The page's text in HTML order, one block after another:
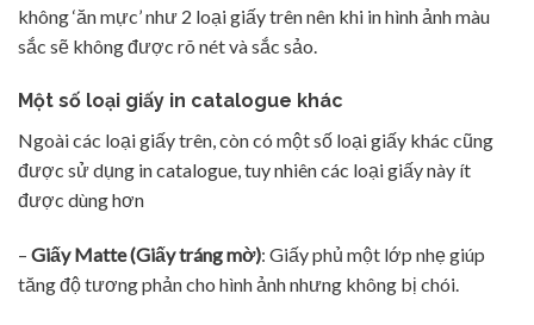
không ‘ăn mực’ như 2 loại giấy trên nên khi in hình ảnh màu
sắc sẽ không được rõ nét và sắc sảo.
Một số loại giấy in catalogue khác
Ngoài các loại giấy trên, còn có một số loại giấy khác cũng
được sử dụng in catalogue, tuy nhiên các loại giấy này ít
được dùng hơn
– Giấy Matte (Giấy tráng mờ): Giấy phủ một lớp nhẹ giúp
tăng độ tương phản cho hình ảnh nhưng không bị chói.